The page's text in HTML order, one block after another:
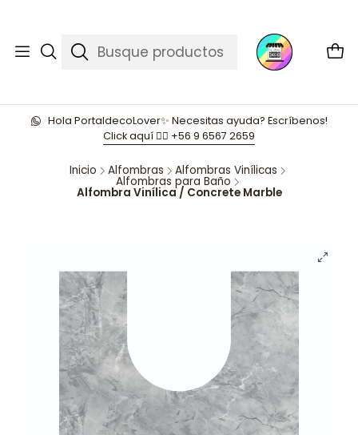
Hola PortaldecoLover✨ Necesitas ayuda? Escríbenos!
Click aquí 👉🏼 +56 9 6567 2659
Inicio Alfombras Alfombras Vinílicas
Alfombras para Baño
Alfombra Vinílica / Concrete Marble